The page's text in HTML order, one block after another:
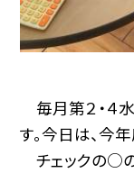
毎月第２・４
す。今日は、今
チェックの○